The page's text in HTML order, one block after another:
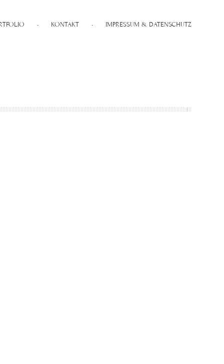
• KONTAKT • IMPRESSUM & DATENSCHUTZ